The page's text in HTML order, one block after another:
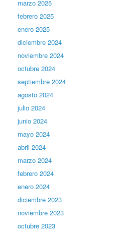
marzo 2025
febrero 2025
enero 2025
diciembre 2024
noviembre 2024
octubre 2024
septiembre 2024
agosto 2024
julio 2024
junio 2024
mayo 2024
abril 2024
marzo 2024
febrero 2024
enero 2024
diciembre 2023
noviembre 2023
octubre 2023